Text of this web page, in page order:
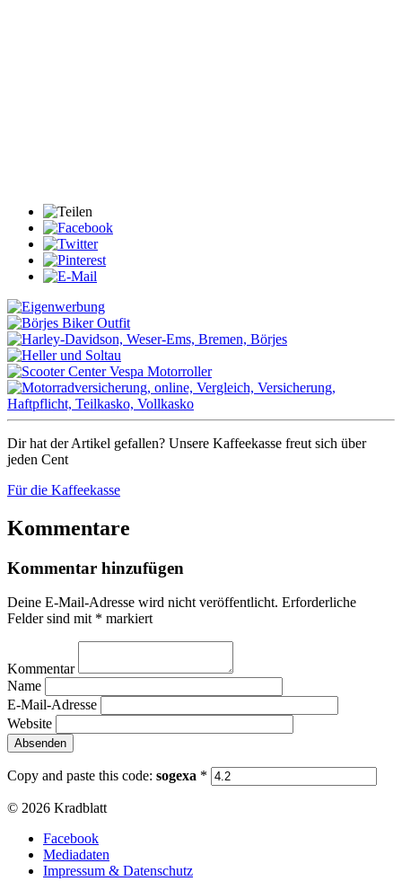
Dir hat der Artikel gefallen? Unsere Kaffeekasse freut sich über
jeden Cent
Für die Kaffeekasse
Kommentare
Kommentar hinzufügen
Deine E-Mail-Adresse wird nicht veröffentlicht. Erforderliche
Felder sind mit * markiert
Kommentar
Name
E-Mail-Adresse
Website
Copy and paste this code: sogexa *
© 2026 Kradblatt
Facebook
Mediadaten
Impressum & Datenschutz